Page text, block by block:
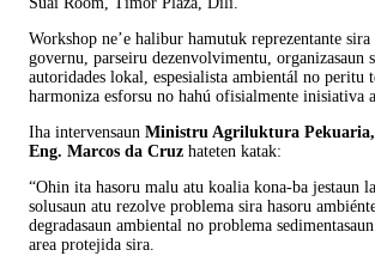
Workshop ne’e halibur hamutuk reprezentante
governu, parseiru dezenvolvimentu, organizasaun
autoridades lokal, espesialista ambientál no peritu
harmoniza esforsu no hahú ofisialmente inisiativa
Iha intervensaun Ministru Agriluktura Pekuaria,
Eng. Marcos da Cruz hateten katak:
“Ohin ita hasoru malu atu koalia kona-ba jestaun
solusaun atu rezolve problema sira hasoru
degradasaun ambiental no problema
area protejida sira.